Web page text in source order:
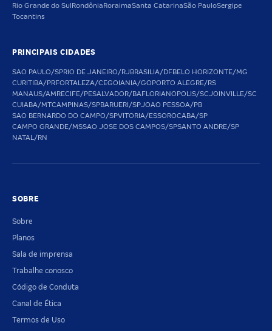
Rio Grande do Sul Rondônia RoraimaSanta CatarinaSão PauloSergipe
Tocantins
PRINCIPAIS CIDADES
SAO PAULO/SPRIO DE JANEIRO/RJBRASILIA/DFBELO HORIZONTE/MG
CURITIBA/PRFORTALEZA/CEGOIANIA/GOPORTO ALEGRE/RS
MANAUS/AMRECIFE/PESALVADOR/BAFLORIANOPOLIS/SCJOINVILLE/SC
CUIABA/MTCAMPINAS/SPBARUERI/SPJOAO PESSOA/PB
SAO BERNARDO DO CAMPO/SPVITORIA/ESSOROCABA/SP
CAMPO GRANDE/MSSAO JOSE DOS CAMPOS/SPSANTO ANDRE/SP
NATAL/RN
SOBRE
Sobre
Planos
Sala de imprensa
Trabalhe conosco
Código de Conduta
Canal de Ética
Termos de Uso